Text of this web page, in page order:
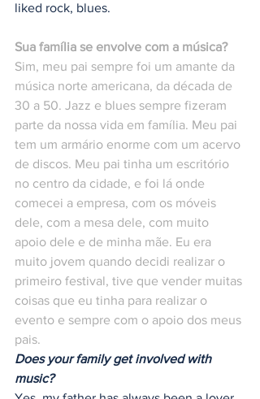
liked rock, blues.
Sua família se envolve com a música?
Sim, meu pai sempre foi um amante da
música norte americana, da década de
30 a 50. Jazz e blues sempre fizeram
parte da nossa vida em família. Meu pai
tem um armário enorme com um acervo
de discos. Meu pai tinha um escritório
no centro da cidade, e foi lá onde
comecei a empresa, com os móveis
dele, com a mesa dele, com muito
apoio dele e de minha mãe. Eu era
muito jovem quando decidi realizar o
primeiro festival, tive que vender muitas
coisas que eu tinha para realizar o
evento e sempre com o apoio dos meus
pais.
Does your family get involved with
music?